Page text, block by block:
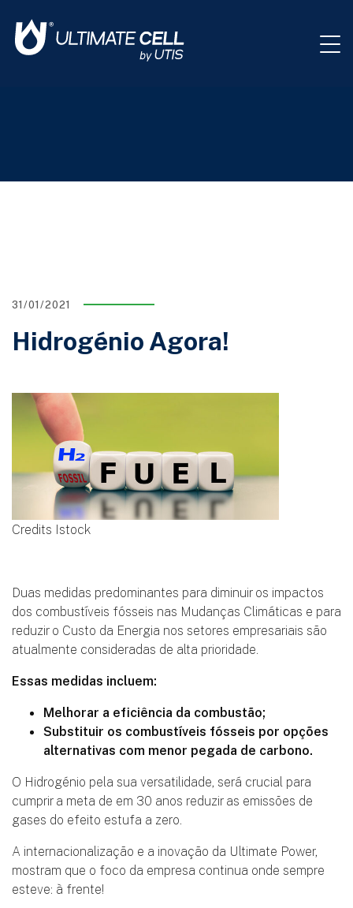
31/01/2021
Hidrogénio Agora!
Credits Istock
Duas medidas predominantes para diminuir os impactos
dos combustíveis fósseis nas Mudanças Climáticas e para
reduzir o Custo da Energia nos setores empresariais são
atualmente consideradas de alta prioridade.
Essas medidas incluem:
Melhorar a eficiência da combustão;
Substituir os combustíveis fósseis por opções
alternativas com menor pegada de carbono.
O Hidrogénio pela sua versatilidade, será crucial para
cumprir a meta de em 30 anos reduzir as emissões de
gases do efeito estufa a zero.
A internacionalização e a inovação da Ultimate Power,
mostram que o foco da empresa continua onde sempre
esteve: à frente!